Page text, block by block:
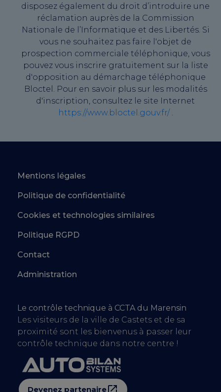
disposez également du droit d’introduire une
réclamation auprès de la Commission
Nationale de l’Informatique et des Libertés. Si
vous ne souhaitez pas faire l'objet de
prospection commerciale téléphonique, vous
pouvez vous inscrire gratuitement sur la liste
d'opposition au démarchage téléphonique
Bloctel. Pour en savoir plus sur les modalités
d'inscription, consultez le site Internet
https://www.bloctel.gouv.fr/.
Mentions légales
Politique de confidentialité
Cookies et technologies similaires
Politique RGPD
Contact
Administration
Le contrôle technique à CCTA du Marensin
Les visiteurs de la ville de Castets et de sa
proximité sont les bienvenus à passer leur
contrôle technique dans notre centre !
Devenez partenaire